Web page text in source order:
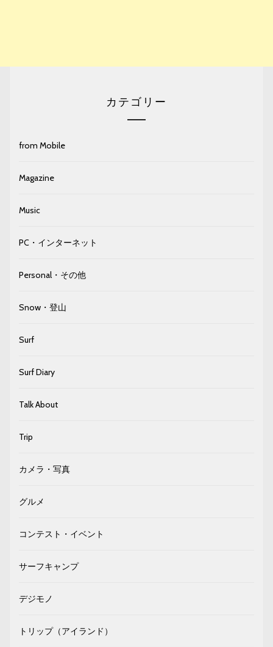
カテゴリー
from Mobile
Magazine
Music
PC・インターネット
Personal・その他
Snow・登山
Surf
Surf Diary
Talk About
Trip
カメラ・写真
グルメ
コンテスト・イベント
サーフキャンプ
デジモノ
トリップ（アイランド）